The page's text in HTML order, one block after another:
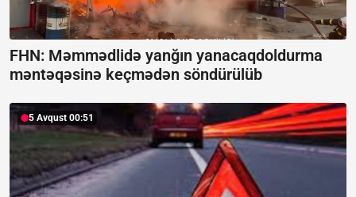
FHN: Məmmədlidə yanğın yanacaqdoldurma
məntəqəsinə keçmədən söndürülüb
5 Avqust 00:51